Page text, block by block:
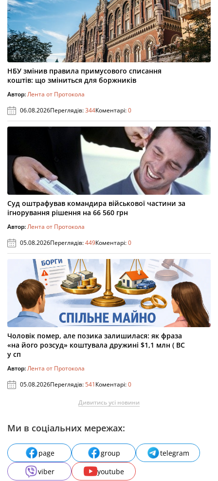
НБУ змінив правила примусового списання
коштів: що зміниться для боржників
Автор:Лента от Протокола
06.08.2026Переглядів:344Коментарі:0
Суд оштрафував командира військової частини за
ігнорування рішення на 66 560 грн
Автор:Лента от Протокола
05.08.2026Переглядів:449Коментарі:0
Чоловік помер, але позика залишилася: як фраза
«на його розсуд» коштувала дружині $1,1 млн ( ВС
у сп
Автор:Лента от Протокола
05.08.2026Переглядів:541Коментарі:0
Дивитись усі новини
Ми в соціальних мережах:
page group
telegram
viber
youtube